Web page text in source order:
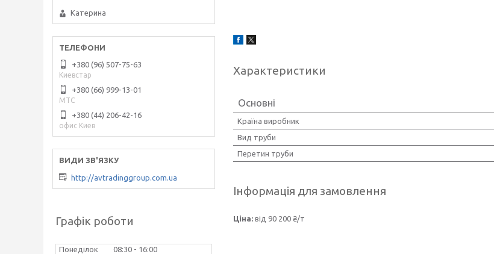
Характеристики
Основні
Країна виробник
Вид труби
Перетин труби
Інформація для замовлення
Ціна: від 90 200 ₴/т
Катерина
+380 (96) 507-75-63
Киевстар
+380 (66) 999-13-01
МТС
+380 (44) 206-42-16
офис Киев
http://avtradinggroup.com.ua
Графік роботи
Понеділок 08:30
16:00